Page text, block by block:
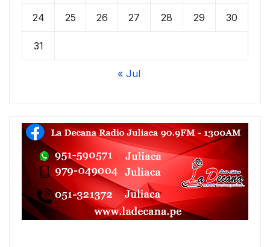
24 25 26 27 28 29 30
31
« Jul